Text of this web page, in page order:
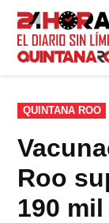
Saltar
contenido
PUBLICADO
EN
QUINTANA ROO
Roo
190